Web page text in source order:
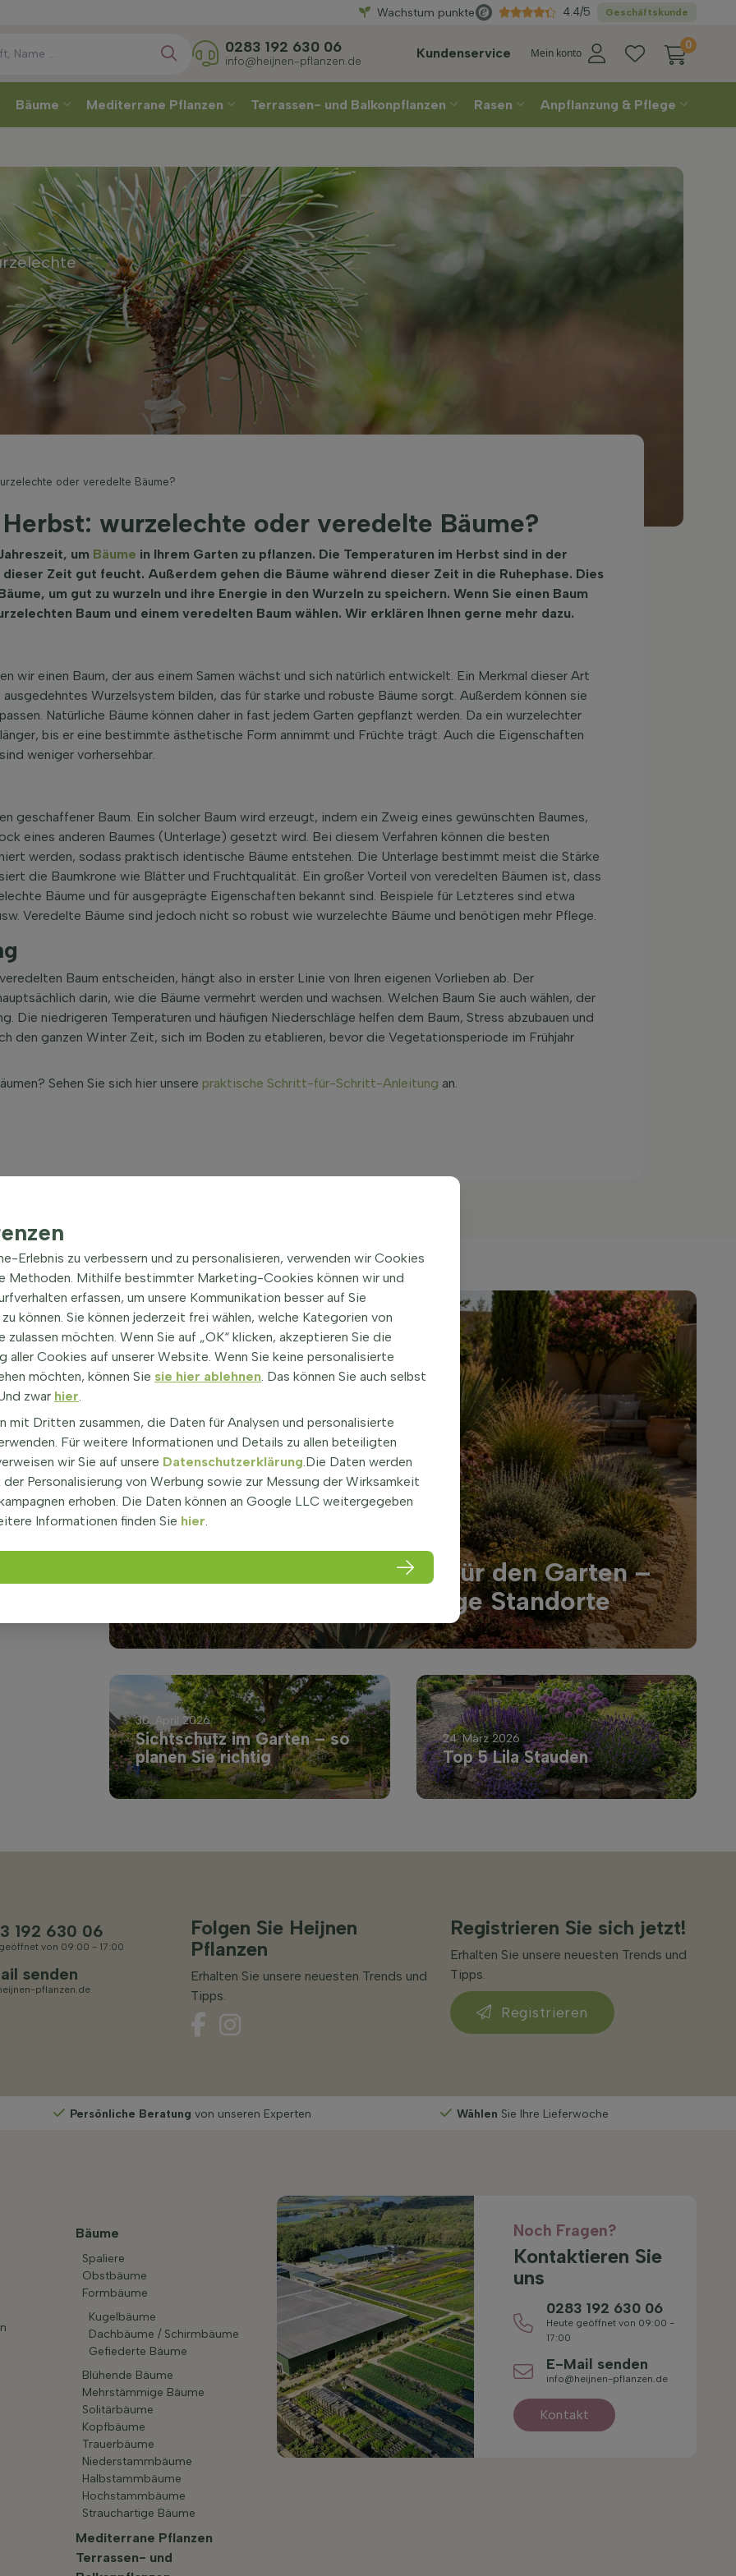
WählenSie Ihre Lieferwoche
Wachstum punkte Geschäftskunde
4.4/5
Kundenservice Mein konto
0
0283 192 630 06
info@heijnen-pflanzen.de
Bäume Mediterrane Pflanzen Terrassen- und Balkonpflanzen Rasen Anpflanzung & Pflege
oder veredelte Bäume?
wurzelechte oder veredelte Bäume?
um Bäume in Ihrem Garten zu pflanzen. Die Temperaturen im Herbst sind in der
Zeit gut feucht. Außerdem gehen die Bäume während dieser Zeit in die Ruhephase. Dies
um gut zu wurzeln und ihre Energie in den Wurzeln zu speichern. Wenn Sie einen Baum
Baum und einem veredelten Baum wählen. Wir erklären Ihnen gerne mehr dazu.
wir einen Baum, der aus einem Samen wächst und sich natürlich entwickelt. Ein Merkmal dieser Art
Wurzelsystem bilden, das für starke und robuste Bäume sorgt. Außerdem können sie
Natürliche Bäume können daher in fast jedem Garten gepflanzt werden. Da ein wurzelechter
bis er eine bestimmte ästhetische Form annimmt und Früchte trägt. Auch die Eigenschaften
weniger vorhersehbar.
geschaffener Baum. Ein solcher Baum wird erzeugt, indem ein Zweig eines gewünschten Baumes,
eines anderen Baumes (Unterlage) gesetzt wird. Bei diesem Verfahren können die besten
werden, sodass praktisch identische Bäume entstehen. Die Unterlage bestimmt meist die Stärke
die Baumkrone wie Blätter und Fruchtqualität. Ein großer Vorteil von veredelten Bäumen ist, dass
Bäume und für ausgeprägte Eigenschaften bekannt sind. Beispiele für Letzteres sind etwa
Veredelte Bäume sind jedoch nicht so robust wie wurzelechte Bäume und benötigen mehr Pflege.
Baum entscheiden, hängt also in erster Linie von Ihren eigenen Vorlieben ab. Der
darin, wie die Bäume vermehrt werden und wachsen. Welchen Baum Sie auch wählen, der
Die niedrigeren Temperaturen und häufigen Niederschläge helfen dem Baum, Stress abzubauen und
den ganzen Winter Zeit, sich im Boden zu etablieren, bevor die Vegetationsperiode im Frühjahr
Sehen Sie sich hier unsere praktische Schritt-für-Schritt-Anleitung an.
28. Mai 2026
Hitzebeständige Pflanzen für den Garten –
die besten Arten für sonnige Standorte
30. April 2026
Sichtschutz im Garten – so
planen Sie richtig
24. März 2026
Top 5 Lila Stauden
192 630 06
von 09:00 - 17:00
senden
pflanzen.de
Folgen Sie Heijnen
Pflanzen
Erhalten Sie unsere neuesten Trends und
Tipps.
Registrieren Sie sich jetzt!
Erhalten Sie unsere neuesten Trends und
Tipps.
Registrieren
Persönliche Beratung von unseren Experten Wählen Sie Ihre Lieferwoche
Bäume
Spaliere
Obstbäume
Formbäume
Kugelbäume
Dachbäume / Schirmbäume
Gefiederte Bäume
Blühende Bäume
Mehrstämmige Bäume
Solitärbäume
Kopfbäume
Trauerbäume
Niederstammbäume
Halbstammbäume
Hochstammbäume
Strauchartige Bäume
Mediterrane Pflanzen
Terrassen- und
Noch Fragen?
Kontaktieren Sie
uns
0283 192 630 06
Heute geöffnet von 09:00 -
17:00
E-Mail senden
info@heijnen-pflanzen.de
Kontakt
Erlebnis zu verbessern und zu personalisieren, verwenden wir Cookies
Methoden. Mithilfe bestimmter Marketing-Cookies können wir und
erfassen, um unsere Kommunikation besser auf Sie
können. Sie können jederzeit frei wählen, welche Kategorien von
zulassen möchten. Wenn Sie auf „OK“ klicken, akzeptieren Sie die
aller Cookies auf unserer Website. Wenn Sie keine personalisierte
möchten, können Sie sie hier ablehnen. Das können Sie auch selbst
zwar hier.
mit Dritten zusammen, die Daten für Analysen und personalisierte
Für weitere Informationen und Details zu allen beteiligten
wir Sie auf unsere Datenschutzerklärung.Die Daten werden
der Personalisierung von Werbung sowie zur Messung der Wirksamkeit
erhoben. Die Daten können an Google LLC weitergegeben
Informationen finden Sie hier.